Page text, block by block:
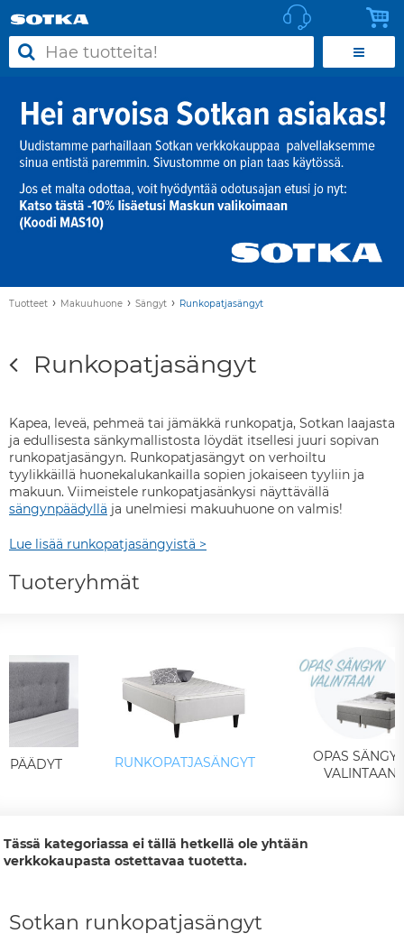
Tuotteet › Makuuhuone › Sängyt › Runkopatjasängyt
Runkopatjasängyt
Kapea, leveä, pehmeä tai jämäkkä runkopatja, Sotkan laajasta
ja edullisesta sänkymallistosta löydät itsellesi juuri sopivan
runkopatjasängyn. Runkopatjasängyt on verhoiltu
tyylikkäillä huonekalukankailla sopien jokaiseen tyyliin ja
makuun. Viimeistele runkopatjasänkysi näyttävällä
sängynpäädyllä ja unelmiesi makuuhuone on valmis!
Lue lisää runkopatjasängyistä >
Tuoteryhmät
RUNKOPATJASÄNGYT
OPAS
VALINTAAN
Tässä kategoriassa ei tällä hetkellä ole yhtään
verkkokaupasta ostettavaa tuotetta.
Sotkan runkopatjasängyt